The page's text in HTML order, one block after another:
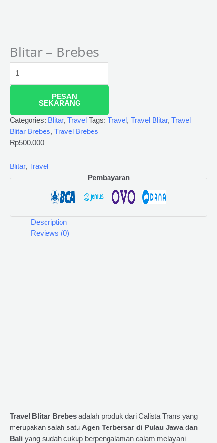
Blitar – Brebes
PESAN
SEKARANG
Categories: Blitar, Travel Tags: Travel , Travel Blitar, Travel
Blitar Brebes, Travel Brebes
Rp500.000
Blitar, Travel
Pembayaran
Description
Reviews (0)
Travel Blitar Brebes adalah produk dari Calista Trans yang
merupakan salah satu Agen Terbersar di Pulau Jawa dan
Bali yang sudah cukup berpengalaman dalam melayani